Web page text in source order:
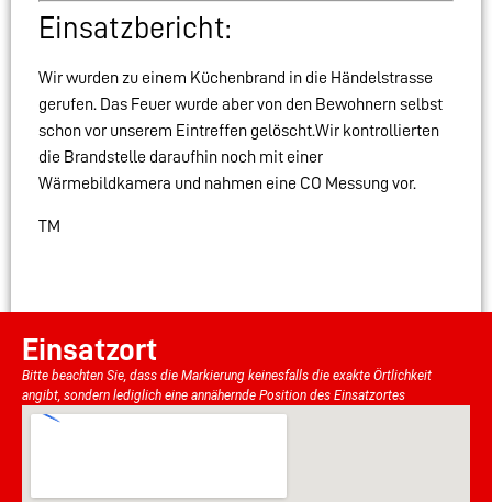
Einsatzbericht:
Wir wurden zu einem Küchenbrand in die Händelstrasse
gerufen. Das Feuer wurde aber von den Bewohnern selbst
schon vor unserem Eintreffen gelöscht.Wir kontrollierten
die Brandstelle daraufhin noch mit einer
Wärmebildkamera und nahmen eine CO Messung vor.
TM
Einsatzort
Bitte beachten Sie, dass die Markierung keinesfalls die exakte Örtlichkeit
angibt, sondern lediglich eine annähernde Position des Einsatzortes